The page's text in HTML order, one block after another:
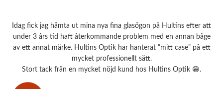
Idag fick jag hämta ut mina nya fina glasögon på Hultins efter att
under 3 års tid haft återkommande problem med en annan båge
av ett annat märke. Hultins Optik har hanterat ”mitt case” på ett
mycket professionellt sätt.
Stort tack från en mycket nöjd kund hos Hultins Optik 😁.